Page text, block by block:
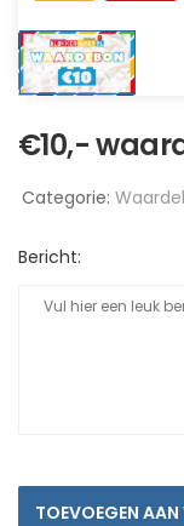
€10,-
Categorie:
Bericht:
TOEVOEGEN